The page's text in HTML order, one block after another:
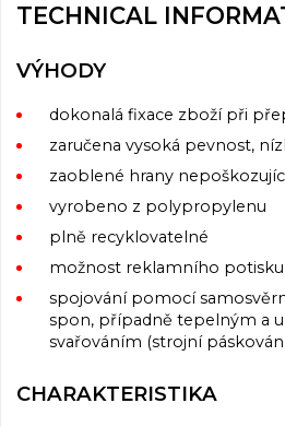
TECHNICAL
VÝHODY
dokonalá fixace zboží při
zaručena vysoká pevnost,
zaoblené hrany
vyrobeno z polypropylenu
plně recyklovatelné
možnost reklamního potisku
spojování pomocí
spon, případně tepelným a
svařováním (strojní
CHARAKTERISTIKA